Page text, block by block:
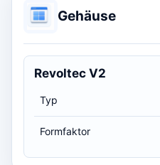
Gehäuse
Revoltec V2
Typ
Formfaktor